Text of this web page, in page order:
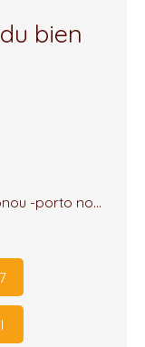
du bien
3 minutes de l'autoroute Cotonou -porto novo